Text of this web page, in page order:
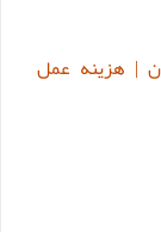
| هزینه عمل